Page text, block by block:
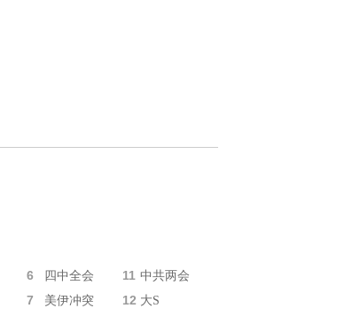
6 四中全会 11 中共两会
7 美伊冲突 12 大S